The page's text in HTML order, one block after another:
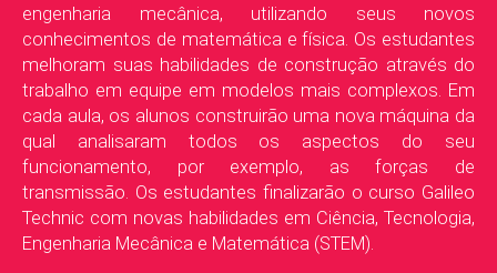
engenharia mecânica, utilizando seus novos
conhecimentos de matemática e física. Os estudantes
melhoram suas habilidades de construção através do
trabalho em equipe em modelos mais complexos. Em
cada aula, os alunos construirão uma nova máquina da
qual analisaram todos os aspectos do seu
funcionamento, por exemplo, as forças de
transmissão. Os estudantes finalizarão o curso Galileo
Technic com novas habilidades em Ciência, Tecnologia,
Engenharia Mecânica e Matemática (STEM).